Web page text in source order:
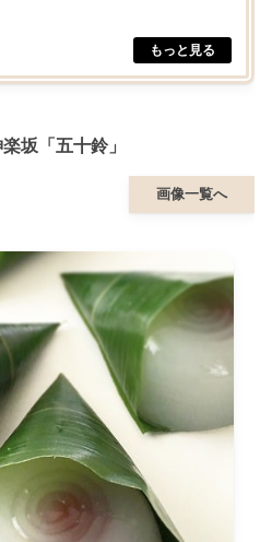
坂「五十鈴」
画像一覧へ